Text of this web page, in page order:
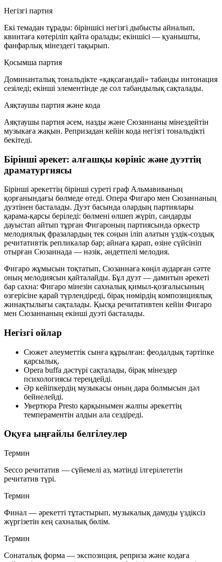
Негізгі партия
Екі темадан тұрады: біріншісі негізгі дыбысты айналып,
квинтаға көтеріліп қайта оралады; екіншісі — қуанышты,
фанфарлық мінездегі тақырып.
Қосымша партия
Доминанталық тональдікте «қақсағандай» табанды интонация
сезіледі; екінші элементінде де сол табандылық сақталады.
Аяқтаушы партия және кода
Аяқтаушы партия әсем, назды және Сюзаннаны мінездейтін
музыкаға жақын. Репризадан кейін кода негізгі тональдікті
бекітеді.
Бірінші әрекет: алғашқы көрініс және дуэттің
драматургиясы
Бірінші әрекеттің бірінші суреті граф Альмавиваның
қорғанындағы бөлмеде өтеді. Опера Фигаро мен Сюзаннаның
дуэтінен басталады. Дуэт басында олардың партиялары
қарама-қарсы беріледі: бөлмені өлшеп жүріп, сандарды
дауыстап айтып тұрған Фигароның партиясында оркестр
мелодиялық фразалардың тек соңын іліп алатын үздік-создық
речитативтік репликалар бар; айнаға қарап, өзіне сүйсініп
отырған Сюзаннада — нәзік, әндетпелі мелодия.
Фигаро жұмысын тоқтатып, Сюзаннаға көңіл аударған сәтте
оның мелодиясын қайталайды. Бұл дуэт — дамитын әрекеті
бар сахна: Фигаро мінезін сахналық қимыл-қозғалысының
өзгерісіне қарай түрлендіреді, бірақ нөмірдің композициялық
жинақтылығы сақталады. Қысқа речитативтен кейін Фигаро
мен Сюзаннаның екінші дуэті басталады.
Негізгі ойлар
Сюжет әлеуметтік сынға құрылған: феодалдық тәртіпке
қарсылық.
Opera buffa дәстүрі сақталады, бірақ мінездер
психологиясы тереңдейді.
Әр кейіпкердің музыкасы оның дара болмысын дәл
бейнелейді.
Увертюра Presto қарқынымен жалпы әрекеттің
темпераментін алдын ала сездіреді.
Оқуға ыңғайлы белгілеулер
Термин
Secco речитатив — сүйемелі аз, мәтінді ілгерілететін
речитатив түрі.
Термин
Финал — әрекетті тұтастырып, музыкалық дамуды үздіксіз
жүргізетін кең сахналық бөлім.
Термин
Сонаталық форма — экспозиция, реприза және кодаға